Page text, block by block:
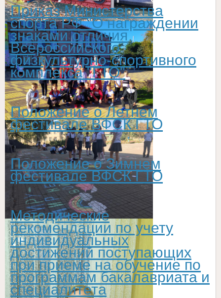
Приказ Министерства
спорта РФ "О награждении
знаками отличия
Всероссийского
физкультурно-спортивного
комплекса "ГТО"
Положение о Летнем
фестивале ВФСК ГТО
Положение о Зимнем
фестивале ВФСК ГТО
Методические
рекомендации по учету
индивидуальных
достижений поступающих
при приеме на обучение по
программам бакалавриата и
специалитета